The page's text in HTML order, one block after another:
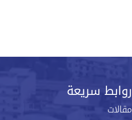
روابط سريعة
مقالات